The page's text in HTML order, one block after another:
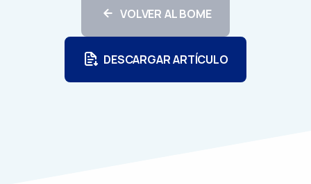
VOLVER AL BOME
DESCARGAR ARTÍCULO